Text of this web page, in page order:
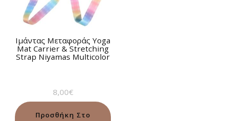
Ιμάντας Μεταφοράς Yoga
Mat Carrier & Stretching
Strap Niyamas Multicolor
8,00€
Προσθήκη Στο